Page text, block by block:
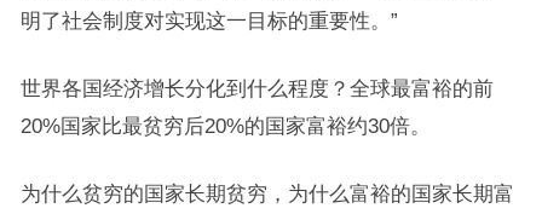
明了社会制度对实现这一目标的重要性。”
世界各国经济增长分化到什么程度？全球最富裕的前
20%国家比最贫穷后20%的国家富裕约30倍。
为什么贫穷的国家长期贫穷，为什么富裕的国家长期富